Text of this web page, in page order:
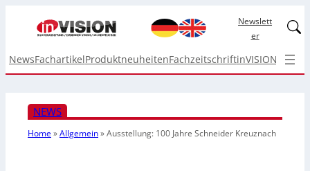
Newslett
er
NewsFachartikelProduktneuheitenFachzeitschriftinVISION Top
NEWS
Home»Allgemein»Ausstellung: 100 Jahre Schneider Kreuznach